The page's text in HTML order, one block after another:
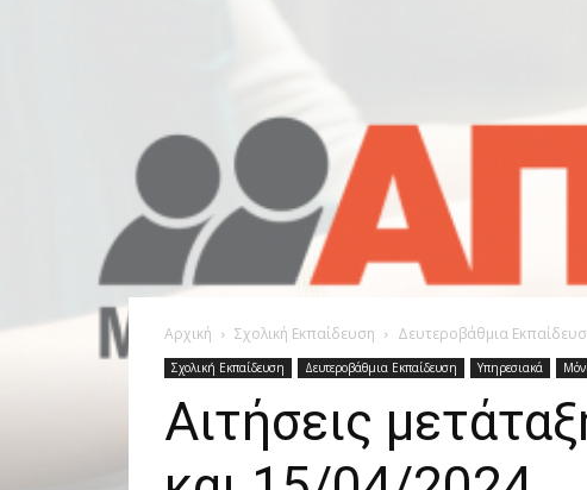
Αρχική Σχολική Εκπαίδευση Δευτεροβάθμια
Σχολική Εκπαίδευση Δευτεροβάθμια Εκπαίδευση Υπηρεσιακά
Αιτήσεις